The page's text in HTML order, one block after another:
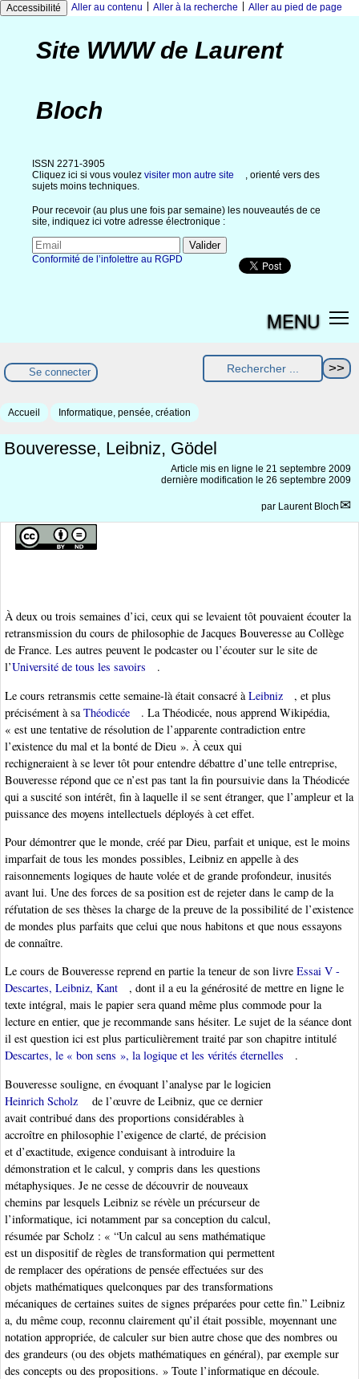
Accessibilité Aller au contenu Aller à la recherche Aller au pied de page
Site WWW de Laurent
Bloch
ISSN 2271-3905
Cliquez ici si vous voulez visiter mon autre site
, orienté vers des
sujets moins techniques.
Pour recevoir (au plus une fois par semaine) les nouveautés de ce
site, indiquez ici votre adresse électronique :
Conformité de l’infolettre au RGPD
MENU
Se connecter
Accueil Informatique, pensée, création
Bouveresse, Leibniz, Gödel
Article mis en ligne le 21 septembre 2009
dernière modification le 26 septembre 2009
par Laurent Bloch
À deux ou trois semaines d’ici, ceux qui se levaient tôt pouvaient écouter la
retransmission du cours de philosophie de Jacques Bouveresse au Collège
de France. Les autres peuvent le podcaster ou l’écouter sur le site de
l’Université de tous les savoirs
.
Le cours retransmis cette semaine-là était consacré à Leibniz
, et plus
précisément à sa Théodicée
. La Théodicée, nous apprend Wikipédia,
« est une tentative de résolution de l’apparente contradiction entre
l’existence du mal et la bonté de Dieu ». À ceux qui
rechigneraient à se lever tôt pour entendre débattre d’une telle entreprise,
Bouveresse répond que ce n’est pas tant la fin poursuivie dans la Théodicée
qui a suscité son intérêt, fin à laquelle il se sent étranger, que l’ampleur et la
puissance des moyens intellectuels déployés à cet effet.
Pour démontrer que le monde, créé par Dieu, parfait et unique, est le moins
imparfait de tous les mondes possibles, Leibniz en appelle à des
raisonnements logiques de haute volée et de grande profondeur, inusités
avant lui. Une des forces de sa position est de rejeter dans le camp de la
réfutation de ses thèses la charge de la preuve de la possibilité de l’existence
de mondes plus parfaits que celui que nous habitons et que nous essayons
de connaître.
Le cours de Bouveresse reprend en partie la teneur de son livre Essai V -
Descartes, Leibniz, Kant
, dont il a eu la générosité de mettre en ligne le
texte intégral, mais le papier sera quand même plus commode pour la
lecture en entier, que je recommande sans hésiter. Le sujet de la séance dont
il est question ici est plus particulièrement traité par son chapitre intitulé
Descartes, le « bon sens », la logique et les vérités éternelles
.
Bouveresse souligne, en évoquant l’analyse par le logicien
Heinrich Scholz
de l’œuvre de Leibniz, que ce dernier
avait contribué dans des proportions considérables à
accroître en philosophie l’exigence de clarté, de précision
et d’exactitude, exigence conduisant à introduire la
démonstration et le calcul, y compris dans les questions
métaphysiques. Je ne cesse de découvrir de nouveaux
chemins par lesquels Leibniz se révèle un précurseur de
l’informatique, ici notamment par sa conception du calcul,
résumée par Scholz : « “Un calcul au sens mathématique
est un dispositif de règles de transformation qui permettent
de remplacer des opérations de pensée effectuées sur des
objets mathématiques quelconques par des transformations
mécaniques de certaines suites de signes préparées pour cette fin.” Leibniz
a, du même coup, reconnu clairement qu’il était possible, moyennant une
notation appropriée, de calculer sur bien autre chose que des nombres ou
des grandeurs (ou des objets mathématiques en général), par exemple sur
des concepts ou des propositions. » Toute l’informatique en découle.